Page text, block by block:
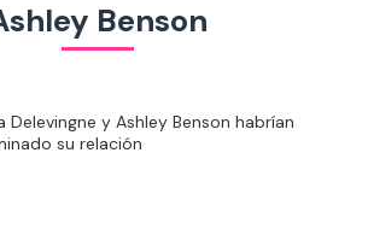
Benson
Delevingne y Ashley Benson habrían
su relación